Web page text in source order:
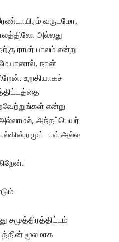
வருடமோ,
அல்லது
ராமர் பாலம் என்று
நான்
உறுதியாகச்
என்று
அந்தப்பெயர்
முட்டாள் அல்ல
சமுத்திரத்திட்டம்
மூலமாக